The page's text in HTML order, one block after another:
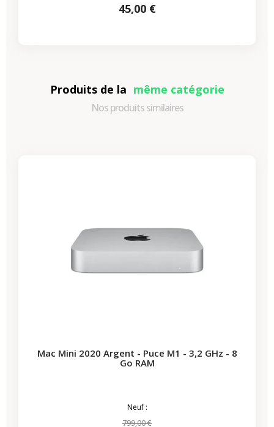
Prix
45,00 €
Produits de la même catégorie
Nos produits similaires
Mac Mini 2020 Argent - Puce M1 - 3,2 GHz - 8
Go RAM
Neuf :
799,00 €